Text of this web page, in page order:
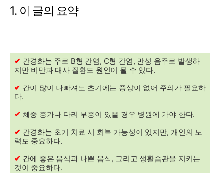
1. 이 글의 요약
✔ 간경화는 주로 B형 간염, C형 간염, 만성 음주로 발생하
지만 비만과 대사 질환도 원인이 될 수 있다.
✔ 간이 많이 나빠져도 초기에는 증상이 없어 주의가 필요하
다.
✔ 체중 증가나 다리 부종이 있을 경우 병원에 가야 한다.
✔ 간경화는 초기 치료 시 회복 가능성이 있지만, 개인의 노
력도 중요하다.
✔ 간에 좋은 음식과 나쁜 음식, 그리고 생활습관을 지키는
것이 중요하다.